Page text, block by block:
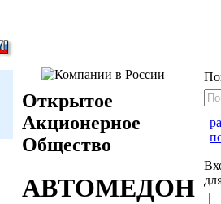
Открытое
Акционерное
Общество
АВТОМЕДОН